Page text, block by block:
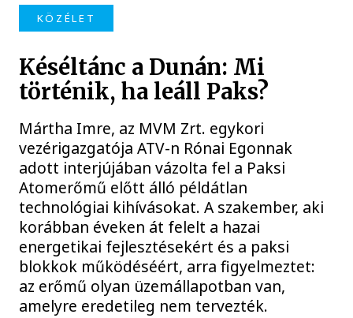
KÖZÉLET
Késéltánc a Dunán: Mi
történik, ha leáll Paks?
Mártha Imre, az MVM Zrt. egykori
vezérigazgatója ATV-n Rónai Egonnak
adott interjújában vázolta fel a Paksi
Atomerőmű előtt álló példátlan
technológiai kihívásokat. A szakember, aki
korábban éveken át felelt a hazai
energetikai fejlesztésekért és a paksi
blokkok működéséért, arra figyelmeztet:
az erőmű olyan üzemállapotban van,
amelyre eredetileg nem tervezték.